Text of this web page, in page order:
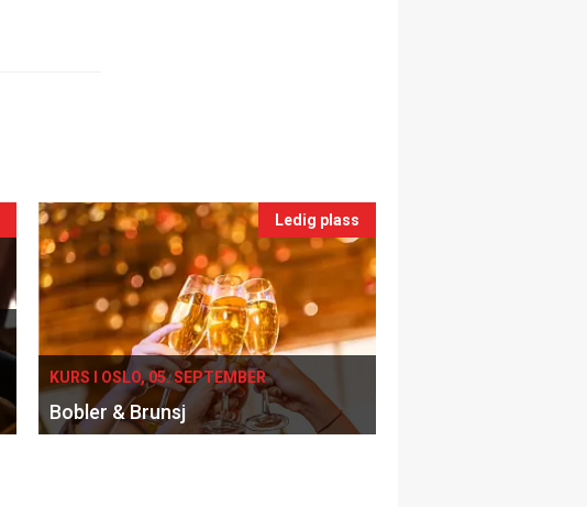
Ledig plass
KURS I OSLO, 05. SEPTEMBER
Bobler & Brunsj